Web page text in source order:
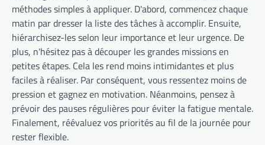
méthodes simples à appliquer. D'abord, commencez chaque
matin par dresser la liste des tâches à accomplir. Ensuite,
hiérarchisez-les selon leur importance et leur urgence. De
plus, n'hésitez pas à découper les grandes missions en
petites étapes. Cela les rend moins intimidantes et plus
faciles à réaliser. Par conséquent, vous ressentez moins de
pression et gagnez en motivation. Néanmoins, pensez à
prévoir des pauses régulières pour éviter la fatigue mentale.
Finalement, réévaluez vos priorités au fil de la journée pour
rester flexible.